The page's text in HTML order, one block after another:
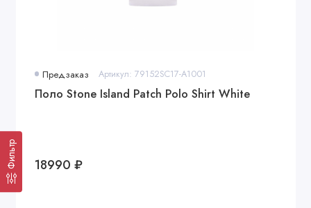
Фильтр
Предзаказ Артикул: 79152SC17-A1001
Поло Stone Island Patch Polo Shirt White
18990 ₽